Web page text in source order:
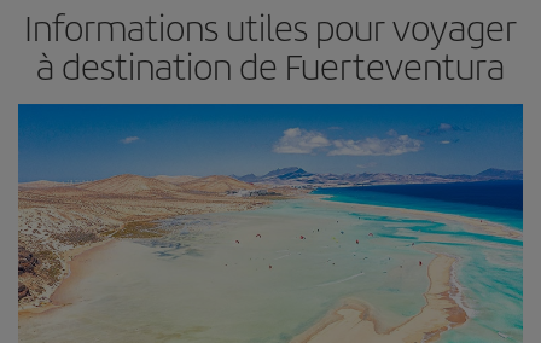
Informations utiles pour voyager
à destination de Fuerteventura